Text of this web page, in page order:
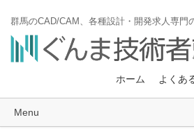
群馬のCAD/CAM、各種設計・開発求人専門
ホーム よくあ
Menu